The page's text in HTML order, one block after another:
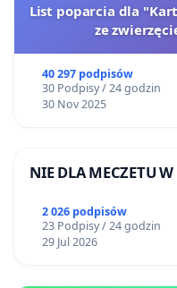
List poparcia dla
ze
40 297 podpisów
30 Podpisy / 24 godzin
30 Nov 2025
NIE DLA MECZETU
2 026 podpisów
23 Podpisy / 24 godzin
29 Jul 2026